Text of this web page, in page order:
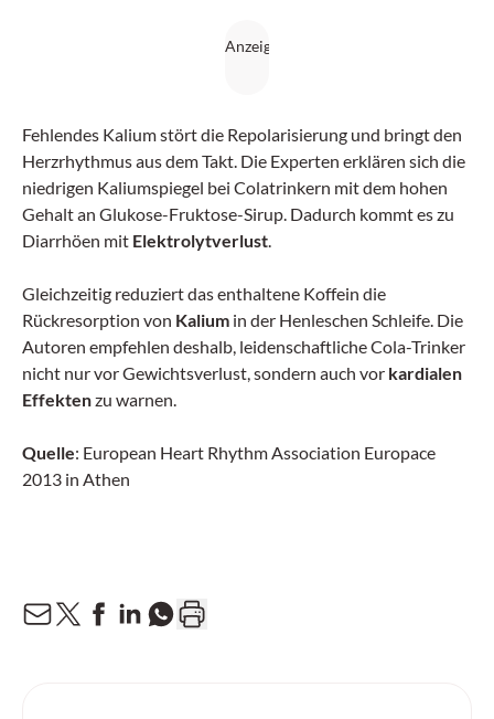
Fehlendes Kalium stört die Repolarisierung und bringt den
Herzrhythmus aus dem Takt. Die Experten erklären sich die
niedrigen Kaliumspiegel bei Colatrinkern mit dem hohen
Gehalt an Glukose-Fruktose-Sirup. Dadurch kommt es zu
Diarrhöen mit Elektrolytverlust
Gleichzeitig reduziert das enthaltene Koffein die
Rückresorption von Kalium in der Henleschen Schleife. Die
Autoren empfehlen deshalb, leidenschaftliche Cola-Trinker
nicht nur vor Gewichtsverlust, sondern auch vor kardialen
Effektenzu warnen.
Quelle: European Heart Rhythm Association Europace
2013 in Athen